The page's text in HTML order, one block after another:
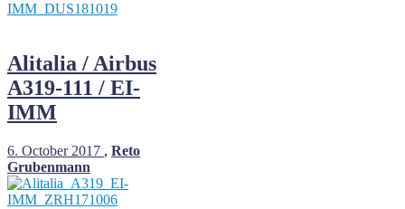
Alitalia / Airbus
A319-111 / EI-
IMM
6. October 2017 , Reto
Grubenmann